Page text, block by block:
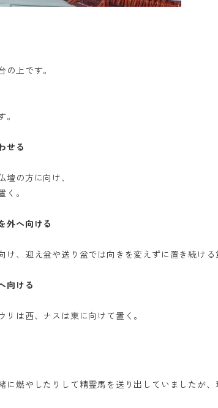
上です。
せる
の方に向け、
。
外へ向ける
け、迎え盆や送り盆では向きを変えずに置き続ける
向ける
は西、ナスは東に向けて置く。
に燃やしたりして精霊馬を送り出していましたが